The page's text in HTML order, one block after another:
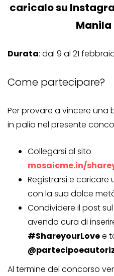
caricalo su
Manila
Durata: dal 9 al 21
Come partecipare?
Per provare a vincere una
in palio nel presente
Collegarsi al sito
mosaicme.in/
Registrarsi e caricare
con la sua dolce
Condividere il post
avendo cura di
#ShareyourLovee
Al termine del concorso